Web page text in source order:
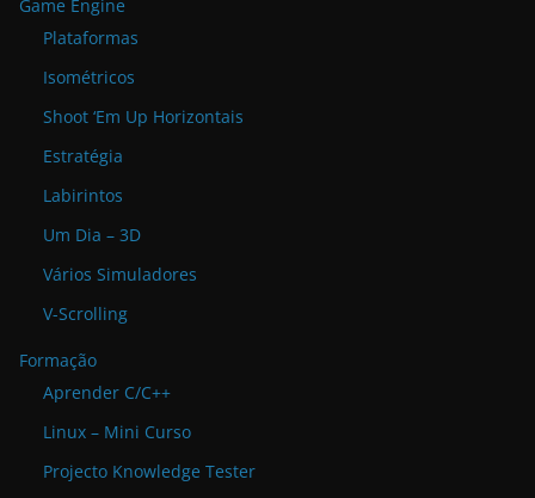
Game Engine
Plataformas
Isométricos
Shoot ‘Em Up Horizontais
Estratégia
Labirintos
Um Dia – 3D
Vários Simuladores
V-Scrolling
Formação
Aprender C/C++
Linux – Mini Curso
Projecto Knowledge Tester